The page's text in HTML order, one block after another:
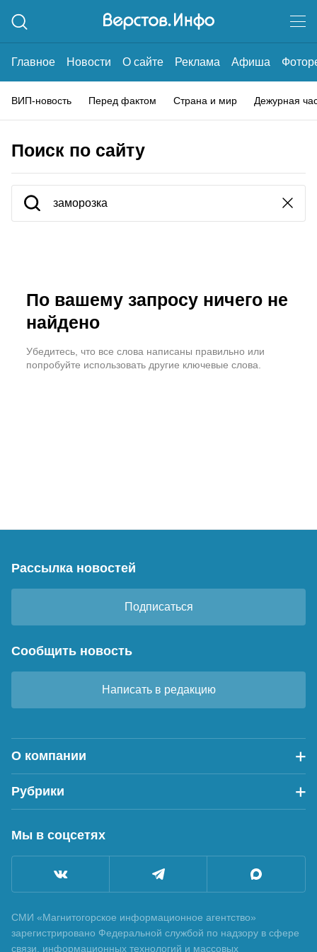
Главное Новости О сайте Реклама Афиша
ВИП-новость Перед фактом Страна и мир Дежурная
Поиск по сайту
По вашему запросу ничего не
найдено
Убедитесь, что все слова написаны правильно или
попробуйте использовать другие ключевые слова.
Рассылка новостей
Подписаться
Сообщить новость
Написать в редакцию
О компании
Рубрики
Мы в соцсетях
СМИ «Магнитогорское информационное агентство»
зарегистрировано Федеральной службой по надзору в сфере
связи, информационных технологий и массовых